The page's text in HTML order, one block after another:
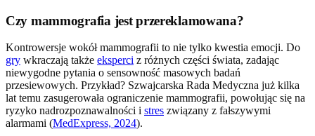
Czy mammografia jest przereklamowana?
Kontrowersje wokół mammografii to nie tylko kwestia emocji. Do
gry wkraczają także eksperci z różnych części świata, zadając
niewygodne pytania o sensowność masowych badań
przesiewowych. Przykład? Szwajcarska Rada Medyczna już kilka
lat temu zasugerowała ograniczenie mammografii, powołując się na
ryzyko nadrozpoznawalności i stres związany z fałszywymi
alarmami (MedExpress, 2024).